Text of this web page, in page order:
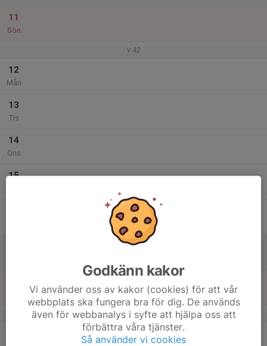
11
Sön
v.42
12
Mån
13
Tis
14
Ons
15
v.43
Godkänn kakor
Vi använder oss av kakor (cookies) för att vår
webbplats ska fungera bra för dig. De används
även för webbanalys i syfte att hjälpa oss att
förbättra våra tjänster.
Så använder vi cookies